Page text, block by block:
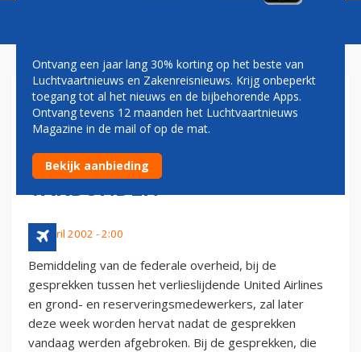
UNITED HERVAT
GESPREKKEN MET
VERTEGEWOORDIGERS
VAKBONDEN
22 april 2002 - 2:00
Bemiddeling van de federale overheid, bij de
gesprekken tussen het verlieslijdende United Airlines
en grond- en reserveringsmedewerkers, zal later
deze week worden hervat nadat de gesprekken
vandaag werden afgebroken. Bij de gesprekken, die
Ontvang een jaar lang 30% korting op het beste van
Luchtvaartnieuws en Zakenreisnieuws. Krijg onbeperkt
toegang tot al het nieuws en de bijbehorende Apps.
Ontvang tevens 12 maanden het Luchtvaartnieuws
Magazine in de mail of op de mat.
Bekijk aanbieding